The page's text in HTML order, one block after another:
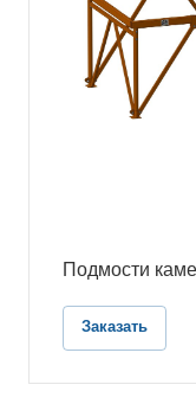
Подмости
Заказать